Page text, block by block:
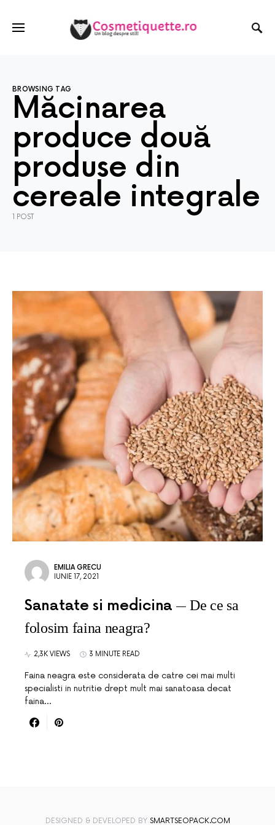
BROWSING TAG
Măcinarea
produce două
produse din
cereale integrale
1 POST
EMILIA GRECU
IUNIE 17, 2021
Sanatate si medicina
De ce sa
folosim faina neagra?
2,3K VIEWS 3 MINUTE READ
Faina neagra este considerata de catre cei mai multi
specialisti in nutritie drept mult mai sanatoasa decat
faina…
DESIGNED & DEVELOPED BY SMARTSEOPACK.COM